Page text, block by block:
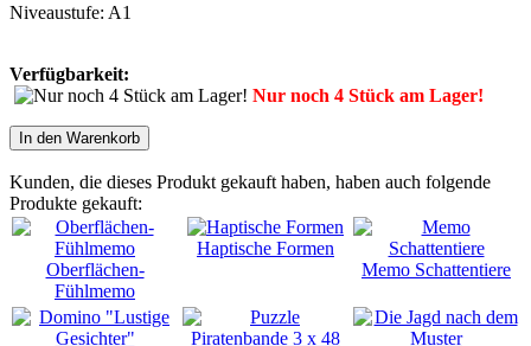
Niveaustufe: A1
Verfügbarkeit:
Nur noch 4 Stück am Lager!
In den Warenkorb
Kunden, die dieses Produkt gekauft haben, haben auch folgende
Produkte gekauft:
Oberflächen-
Fühlmemo
Haptische Formen
Memo Schattentiere